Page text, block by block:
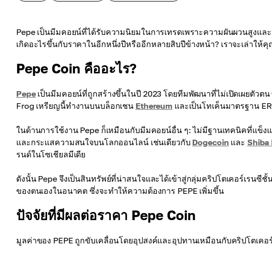
Pepe เป็นมีมคอยน์ที่ได้รับความนิยมในการเทรดเพราะความผันผวนสูงแ
เกิดอะไรขึ้นกับราคาในอีกหนึ่งปีหรืออีกหลายสิบปีข้างหน้า? เราจะเล่าให้
Pepe Coin คืออะไร?
Pepeเป็นมีมคอยน์ที่ถูกสร้างขึ้นในปี 2023 โดยทีมพัฒนาที่ไม่เปิดเผยตัวต
Frog เหรียญนี้ทำงานบนบล็อกเชน Ethereum และเป็นโทเค็นมาตรฐาน
ในด้านการใช้งาน Pepe ก็เหมือนกับมีมคอยน์อื่น ๆ: ไม่มีฐานเทคนิคที่แข็
และกระแสความสนใจบนโลกออนไลน์ เช่นเดียวกับ Dogecoin และ Shiba
รนด์ในโซเชียลมีเดีย
ดังนั้น Pepe จึงเป็นสินทรัพย์ที่น่าสนใจและได้เข้าสู่กลุ่มคริปโตเคอร์เรน
ของตนเองในอนาคต ซึ่งจะทำให้ความต้องการ PEPE เพิ่มขึ้น
ปัจจัยที่มีผลต่อราคา Pepe Coin
มูลค่าของ PEPE ถูกขับเคลื่อนโดยอุปสงค์และอุปทานเหมือนกับคริปโตเค